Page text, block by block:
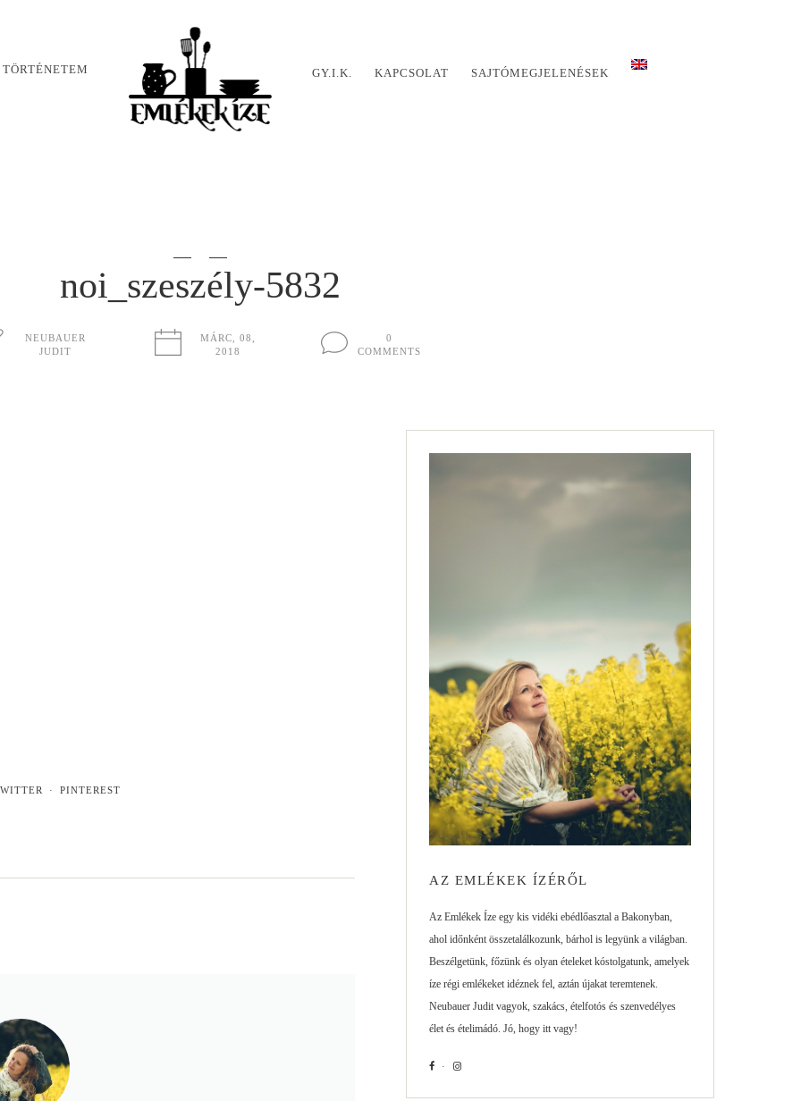
TÖRTÉNETEM GY.I.K. KAPCSOLAT SAJTÓMEGJELENÉSEK
noi_szeszély-5832
NEUBAUER
JUDIT
MÁRC, 08,
2018
0
COMMENTS
PINTEREST
AZ EMLÉKEK ÍZÉRŐL
Az Emlékek Íze egy kis vidéki ebédlőasztal a Bakonyban,
ahol időnként összetalálkozunk, bárhol is legyünk a világban.
Beszélgetünk, főzünk és olyan ételeket kóstolgatunk, amelyek
íze régi emlékeket idéznek fel, aztán újakat teremtenek.
Neubauer Judit vagyok, szakács, ételfotós és szenvedélyes
élet és ételimádó. Jó, hogy itt vagy!